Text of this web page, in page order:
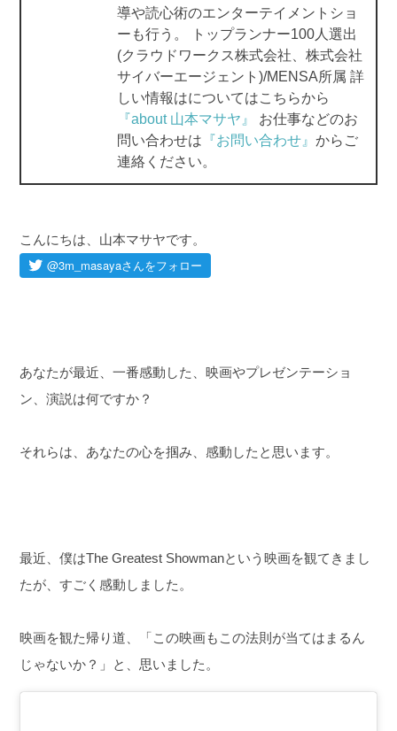
導や読心術のエンターテイメントショ
ーも行う。 トップランナー100人選出
(クラウドワークス株式会社、株式会社
サイバーエージェント)/MENSA所属 詳
しい情報はについてはこちらから
『about 山本マサヤ』
お仕事などのお
問い合わせは 『お問い合わせ』からご
連絡ください。
こんにちは、山本マサヤです。
あなたが最近、一番感動した、映画やプレゼンテーショ
ン、演説は何ですか？
それらは、あなたの心を掴み、感動したと思います。
最近、僕はThe Greatest Showmanという映画を観てきまし
たが、すごく感動しました。
映画を観た帰り道、「この映画もこの法則が当てはまるん
じゃないか？」と、思いました。